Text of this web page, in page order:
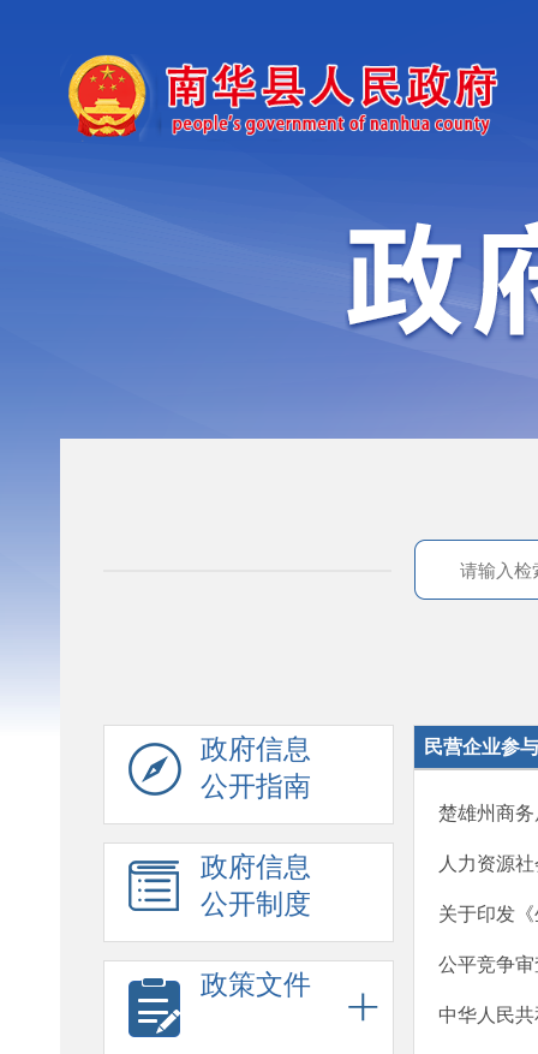
政府信息
公开指南
政府信息
公开制度
政策文件
民营企业参
楚雄州商
人力资源
关于印发
公平竞争
中华人民